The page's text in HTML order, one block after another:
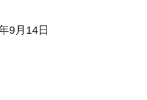
9月14日